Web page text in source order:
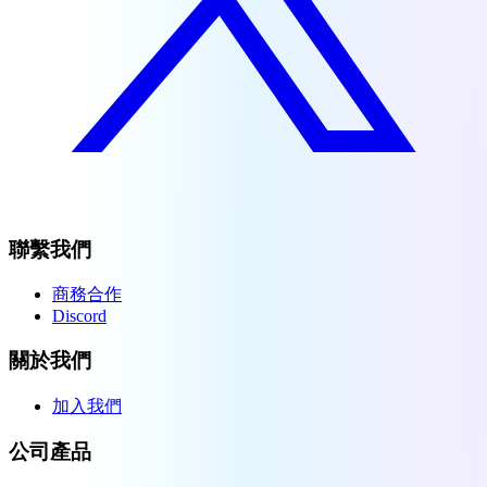
聯繫我們
商務合作
Discord
關於我們
加入我們
公司產品